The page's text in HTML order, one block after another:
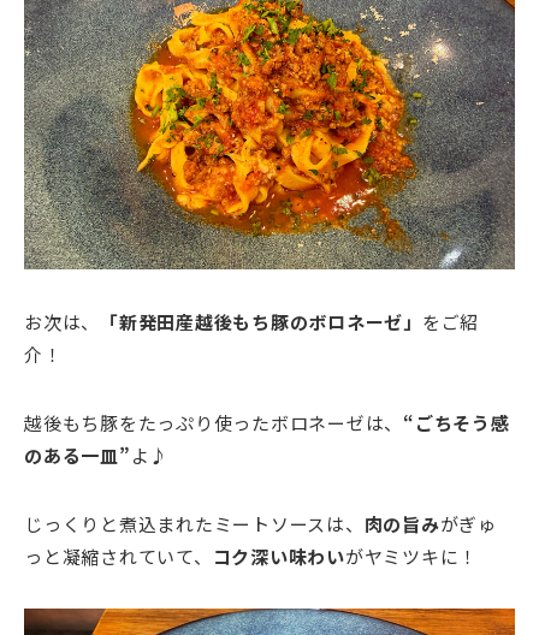
お次は、 「新発田産越後もち豚のボロネーゼ」 をご紹
介！
越後もち豚をたっぷり使ったボロネーゼは、 “ごちそう感
のある一皿”よ♪
じっくりと煮込まれたミートソースは、 肉の旨みがぎゅ
っと凝縮されていて、
コク深い味わいがヤミツキに！